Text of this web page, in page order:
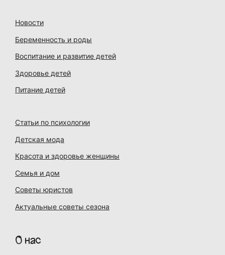
Новости
Беременность и роды
Воспитание и развитие детей
Здоровье детей
Питание детей
Статьи по психологии
Детская мода
Красота и здоровье женщины
Семья и дом
Советы юристов
Актуальные советы сезона
О нас